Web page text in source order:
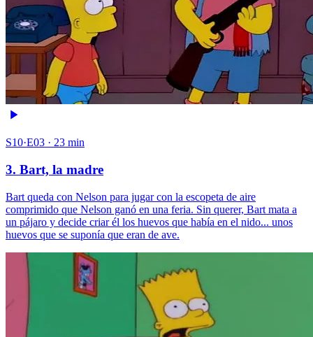
S10·E03 · 23 min
3. Bart, la madre
Bart queda con Nelson para jugar con la escopeta de aire
comprimido que Nelson ganó en una feria. Sin querer, Bart mata a
un pájaro y decide criar él los huevos que había en el nido... unos
huevos que se suponía que eran de ave.